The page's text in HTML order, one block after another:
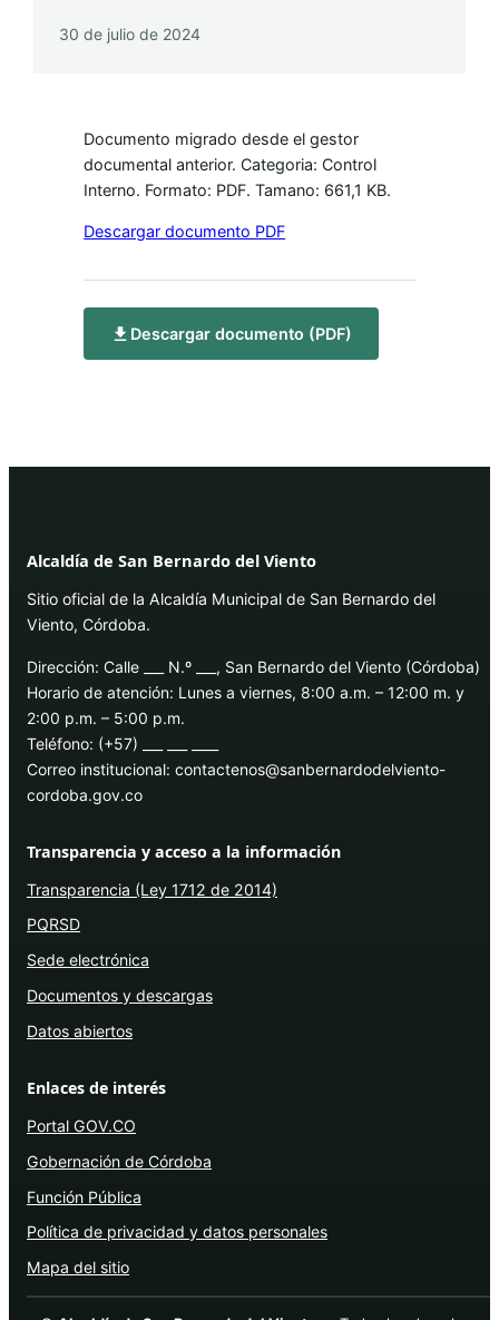
30 de julio de 2024
Documento migrado desde el gestor
documental anterior. Categoria: Control
Interno. Formato: PDF. Tamano: 661,1 KB.
Descargar documento PDF
Descargar documento (PDF)
Alcaldía de San Bernardo del Viento
Sitio oficial de la Alcaldía Municipal de San Bernardo del
Viento, Córdoba.
Dirección: Calle ___ N.º ___, San Bernardo del Viento (Córdoba)
Horario de atención: Lunes a viernes, 8:00 a.m. – 12:00 m. y
2:00 p.m. – 5:00 p.m.
Teléfono: (+57) ___ ___ ____
Correo institucional: contactenos@sanbernardodelviento-
cordoba.gov.co
Transparencia y acceso a la información
Transparencia (Ley 1712 de 2014)
PQRSD
Sede electrónica
Documentos y descargas
Datos abiertos
Enlaces de interés
Portal GOV.CO
Gobernación de Córdoba
Función Pública
Política de privacidad y datos personales
Mapa del sitio